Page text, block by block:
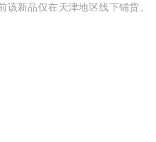
新品仅在天津地区线下铺货。